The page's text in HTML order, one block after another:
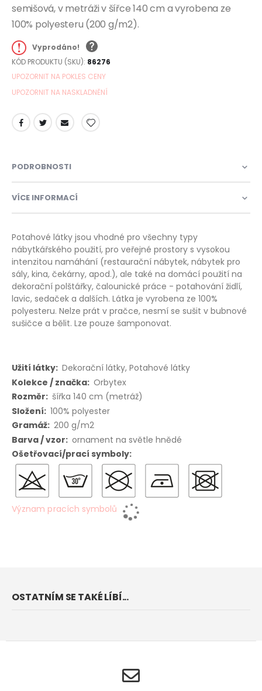
semišová, v metráži v šířce 140 cm a vyrobena ze
100% polyesteru (200 g/m2).
Vyprodáno!
KÓD PRODUKTU (SKU) 86276
UPOZORNIT NA POKLES CENY
UPOZORNIT NA NASKLADNĚNÍ
PODROBNOSTI
VÍCE INFORMACÍ
Potahové látky jsou vhodné pro všechny typy
nábytkářského použití, pro veřejné prostory s vysokou
intenzitou namáhání (restaurační nábytek, nábytek pro
sály, kina, čekárny, apod.), ale také na domácí použití na
dekorační polštářky, čalounické práce - potahování židlí,
lavic, sedaček a dalších. Látka je vyrobena ze 100%
polyesteru. Nelze prát v pračce, nesmí se sušit v bubnové
sušičce a bělit. Lze pouze šamponovat.
Více
informací
Dekorační látky, Potahové látky
Orbytex
šířka 140 cm (metráž)
100% polyester
200 g/m2
ornament na světle hnědé
Význam pracích symbolů
OSTATNÍM SE TAKÉ LÍBÍ...